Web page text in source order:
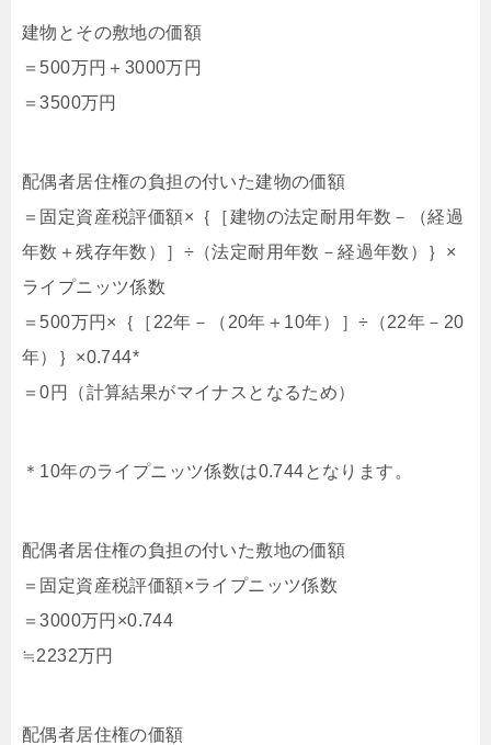
建物とその敷地の価額
＝500万円＋3000万円
＝3500万円
配偶者居住権の負担の付いた建物の価額
＝固定資産税評価額×｛［建物の法定耐用年数－（経過
年数＋残存年数）］÷（法定耐用年数－経過年数）｝×
ライプニッツ係数
＝500万円×｛［22年－（20年＋10年）］÷（22年－20
年）｝×0.744*
＝0円（計算結果がマイナスとなるため）
＊10年のライプニッツ係数は0.744となります。
配偶者居住権の負担の付いた敷地の価額
＝固定資産税評価額×ライプニッツ係数
＝3000万円×0.744
≒2232万円
配偶者居住権の価額